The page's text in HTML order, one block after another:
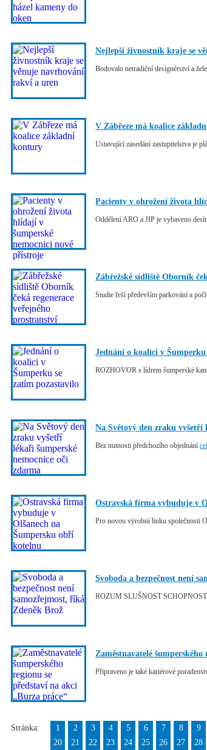
Nejlepší živnostník kraje se
Bodovalo netradiční designérství a
V Zábřeze má koalice
Ustavující zasedání zastupitelstva je
Pacienty v ohrožení života
Oddělení ARO a JIP je vybaveno
Zábřežské sídliště Oborník
Studie řeší především parkování a
Jednání o koalici v Šumperku
ROZHOVOR s lídrem šumperské
Na Světový den zraku vyšetří
Bez nutnosti předchozího objednání
Ostravská firma vybuduje v
Pro novou výrobní linku společnosti
Svoboda a bezpečnost není
ROZUM SLUŠNOST
Zaměstnavatelé
Připraveno je také kariérové
Stránka: 1 2 3 4 5 6 7 8 9
20
21 22 23 24 25 26 27 28